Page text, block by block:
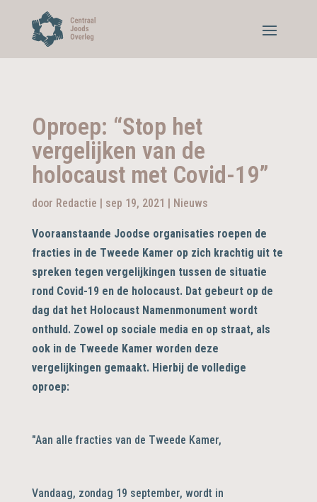
Oproep: “Stop het
vergelijken van de
holocaust met Covid-19”
door Redactie | sep 19, 2021 | Nieuws
Vooraanstaande Joodse organisaties roepen de
fracties in de Tweede Kamer op zich krachtig uit te
spreken tegen vergelijkingen tussen de situatie
rond Covid-19 en de holocaust. Dat gebeurt op de
dag dat het Holocaust Namenmonument wordt
onthuld. Zowel op sociale media en op straat, als
ook in de Tweede Kamer worden deze
vergelijkingen gemaakt. Hierbij de volledige
oproep:
"Aan alle fracties van de Tweede Kamer,
Vandaag, zondag 19 september, wordt in